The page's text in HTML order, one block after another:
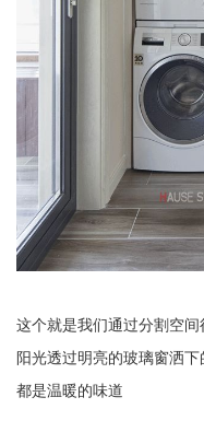
这个就是我们通过分割空间
阳光透过明亮的玻璃窗洒下
都是温暖的味道